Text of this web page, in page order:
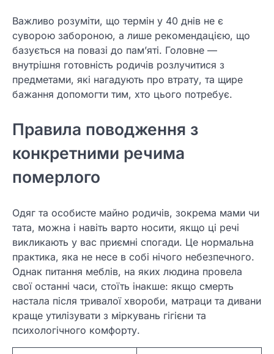
Важливо розуміти, що термін у 40 днів не є
суворою забороною, а лише рекомендацією, що
базується на повазі до пам’яті. Головне —
внутрішня готовність родичів розлучитися з
предметами, які нагадують про втрату, та щире
бажання допомогти тим, хто цього потребує.
Правила поводження з
конкретними речима
померлого
Одяг та особисте майно родичів, зокрема мами чи
тата, можна і навіть варто носити, якщо ці речі
викликають у вас приємні спогади. Це нормальна
практика, яка не несе в собі нічого небезпечного.
Однак питання меблів, на яких людина провела
свої останні часи, стоїть інакше: якщо смерть
настала після тривалої хвороби, матраци та дивани
краще утилізувати з міркувань гігієни та
психологічного комфорту.